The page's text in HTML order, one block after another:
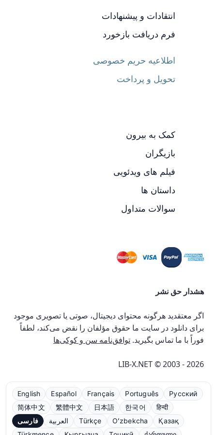
انتقادات و پیشنهادات
فرم دریافت بازخورد
اطلاعیه حریم خصوصی
تحویل و پرداخت
کمک به بیرون
بازیگران
فیلم های ویدئویی
داستان ها
سوالات متداول
هشدار حق نشر
اگر معتقدید هرگونه محتوای دیجیتال، صوتی یا تصویری موجود
برای دانلود در سایت ما حقوق مؤلفان را نقض می‌کند، لطفاً
فوراً با ما تماس بگیرید. توافق‌نامه سن و کوکی‌ها
LIB-X.NET © 2003 - 2026
English Español Français Português
Русский
简体中文
繁體中文 日本語 한국어
हिन्दी
فارسی
العربية Türkçe Oʻzbekcha
Қазақ